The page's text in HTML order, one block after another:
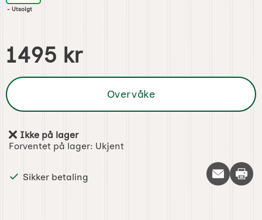
- Utsolgt
pris
1495 kr
Overvåke
Produkttilgjengelighet:
Ikke på lager
Forventet på lager: Ukjent
Sikker betaling Skriv